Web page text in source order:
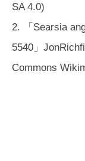
SA 4.0)
2. 「Searsia
5540」
Commons